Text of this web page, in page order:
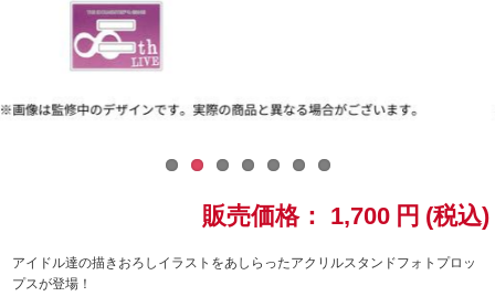
ナムコクラシック
スサノオマジック
ガンダムシリーズ
ラブライブ！
販売価格： 1,700 円 (税込)
アイドル達の描きおろしイラストをあしらったアクリルスタンドフォトプロッ
プスが登場！